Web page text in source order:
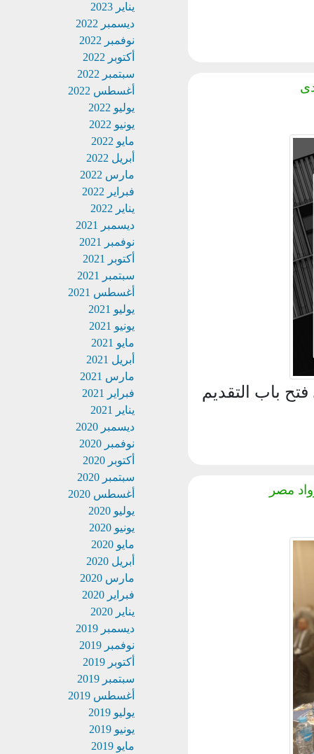
باب التقديم
مصر
يناير 2023
ديسمبر 2022
نوفمبر 2022
أكتوبر 2022
سبتمبر 2022
أغسطس 2022
يوليو 2022
يونيو 2022
مايو 2022
أبريل 2022
مارس 2022
فبراير 2022
يناير 2022
ديسمبر 2021
نوفمبر 2021
أكتوبر 2021
سبتمبر 2021
أغسطس 2021
يوليو 2021
يونيو 2021
مايو 2021
أبريل 2021
مارس 2021
فبراير 2021
يناير 2021
ديسمبر 2020
نوفمبر 2020
أكتوبر 2020
سبتمبر 2020
أغسطس 2020
يوليو 2020
يونيو 2020
مايو 2020
أبريل 2020
مارس 2020
فبراير 2020
يناير 2020
ديسمبر 2019
نوفمبر 2019
أكتوبر 2019
سبتمبر 2019
أغسطس 2019
يوليو 2019
يونيو 2019
مايو 2019